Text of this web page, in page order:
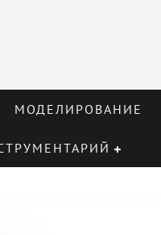
МОДЕЛИРОВАНИЕ